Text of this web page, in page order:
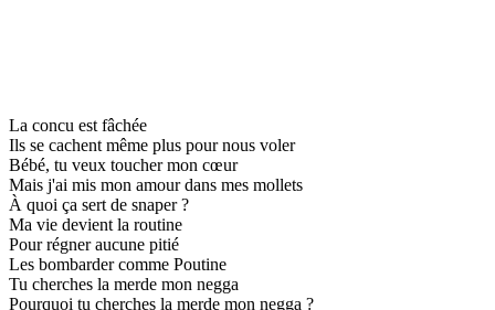
La concu est fâchée
Ils se cachent même plus pour nous voler
Bébé, tu veux toucher mon cœur
Mais j'ai mis mon amour dans mes mollets
À quoi ça sert de snaper ?
Ma vie devient la routine
Pour régner aucune pitié
Les bombarder comme Poutine
Tu cherches la merde mon negga
Pourquoi tu cherches la merde mon negga ?